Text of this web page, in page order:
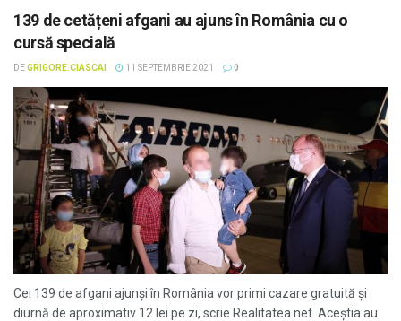
139 de cetățeni afgani au ajuns în România cu o
cursă specială
DEGRIGORE.CIASCAI 11 SEPTEMBRIE 2021 0
Cei 139 de afgani ajunși în România vor primi cazare gratuită și
diurnă de aproximativ 12 lei pe zi, scrie Realitatea.net. Aceștia au